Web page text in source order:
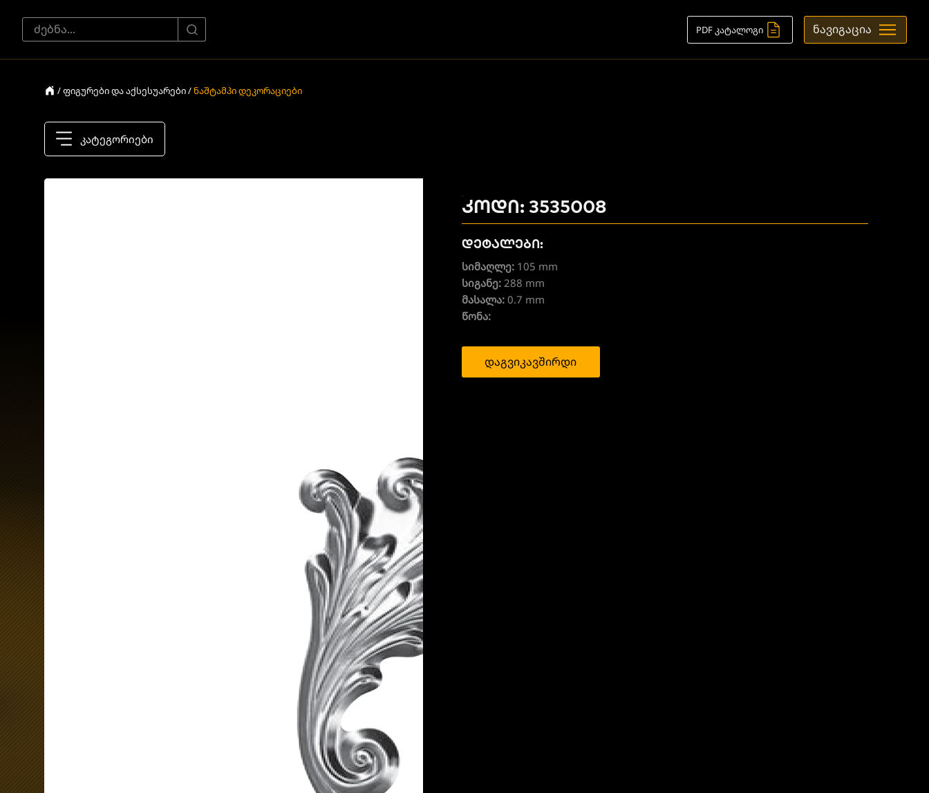
PDF კატალოგი ნავიგაცია
/ ფიგურები და აქსესუარები / ნაშტამპი დეკორაციები
კატეგორიები
კოდი: 3535008
დეტალები:
სიმაღლე:105 mm
სიგანე:288 mm
მასალა:0.7 mm
წონა:
დაგვიკავშირდი